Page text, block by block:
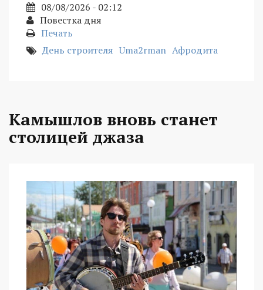
08/08/2026 - 02:12
Повестка дня
Печать
День строителя Uma2rman Афродита
Камышлов вновь станет
столицей джаза